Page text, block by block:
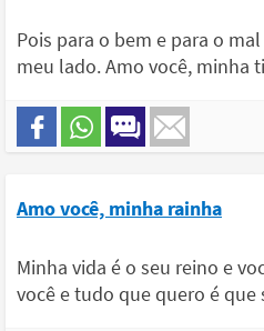
Pois para o bem e para o
meu lado. Amo você, minha
Amo você, minha rainha
Minha vida é o seu reino e
você e tudo que quero é que